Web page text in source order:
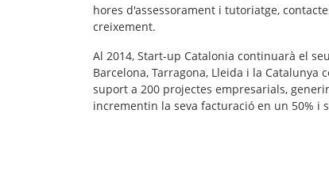
hores d'assessorament i tutoriatge,
creixement.
Al 2014, Start-up Catalonia continuarà el
Barcelona, Tarragona, Lleida i la
suport a 200 projectes empresarials,
incrementin la seva facturació en un 50% i